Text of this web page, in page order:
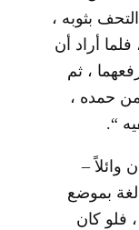
بثوبه ،
أراد أن
، ثم
حمده ،
“.
وائلاً –
بموضع
فلو كان